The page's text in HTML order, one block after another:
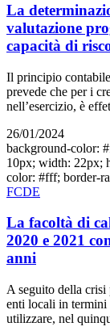
La
valutazione
capacità di
Il principio
prevede che per i
nell’esercizio, è
26/01/2024
background-color:
10px; width: 22px;
color: #fff; border-
FCDE
La facoltà di
2020 e 2021
anni
A seguito della crisi
enti locali in termini
utilizzare, nel